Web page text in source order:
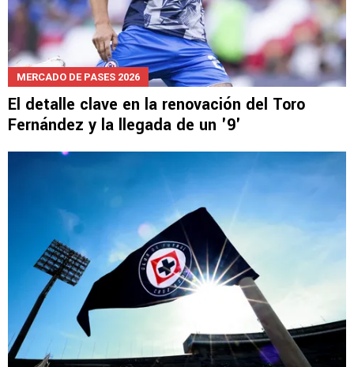
MERCADO DE PASES 2026
El detalle clave en la renovación del Toro
Fernández y la llegada de un '9'